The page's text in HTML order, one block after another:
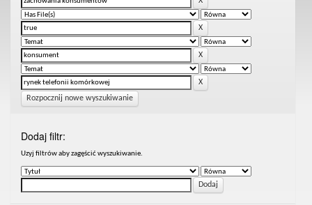
Rozpocznij nowe wyszukiwanie
Dodaj filtr:
Uzyj filtrów aby zagęścić wyszukiwanie.